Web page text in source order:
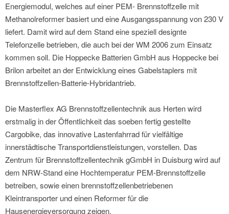
Energiemodul, welches auf einer PEM- Brennstoffzelle mit
Methanolreformer basiert und eine Ausgangsspannung von 230 V
liefert. Damit wird auf dem Stand eine speziell designte
Telefonzelle betrieben, die auch bei der WM 2006 zum Einsatz
kommen soll. Die Hoppecke Batterien GmbH aus Hoppecke bei
Brilon arbeitet an der Entwicklung eines Gabelstaplers mit
Brennstoffzellen-Batterie-Hybridantrieb.
Die Masterflex AG Brennstoffzellentechnik aus Herten wird
erstmalig in der Öffentlichkeit das soeben fertig gestellte
Cargobike, das innovative Lastenfahrrad für vielfältige
innerstädtische Transportdienstleistungen, vorstellen. Das
Zentrum für Brennstoffzellentechnik gGmbH in Duisburg wird auf
dem NRW-Stand eine Hochtemperatur PEM-Brennstoffzelle
betreiben, sowie einen brennstoffzellenbetriebenen
Kleintransporter und einen Reformer für die
Hausenergieversorgung zeigen.